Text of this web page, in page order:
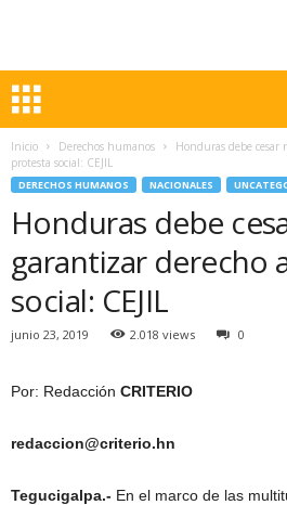
Inicio Derechos humanos
Honduras debe cesar
protesta social: CEJIL
DERECHOS HUMANOS NACIONALES
Honduras debe
garantizar derecho
social: CEJIL
junio 23, 2019 2.018 views 0
Por: Redacción CRITERIO
redaccion@criterio.hn
Tegucigalpa.- En el marco de las